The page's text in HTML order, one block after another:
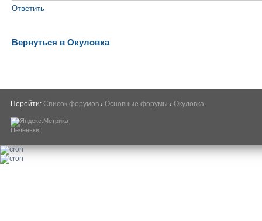
Ответить
Вернуться в Окуловка
Перейти: Список форумов › Основные форумы › Окуловка
Печеньки: